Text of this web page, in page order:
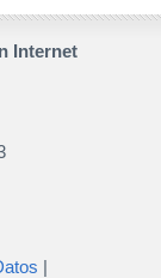
Internet
|